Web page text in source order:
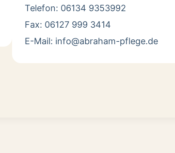
Telefon: 06134 9353992
Fax: 06127 999 3414
E-Mail: info@abraham-pflege.de